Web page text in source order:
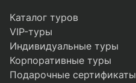
Каталог туров
VIP-туры
Индивидуальные туры
Корпоративные туры
Подарочные сертификаты